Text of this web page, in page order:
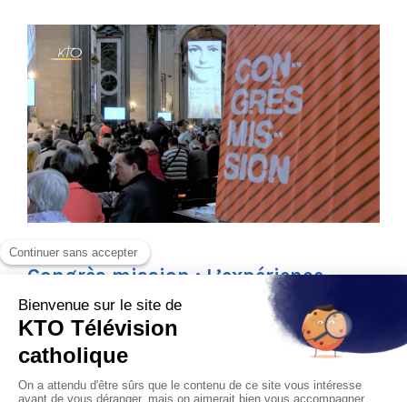
Congrès mission : L’expérience
multiforme de l’évangélisation
Vendredi 7 août 2020 à 20h40
Magazine Hors-les-Murs - 52 min
A la rencontre des participants et des